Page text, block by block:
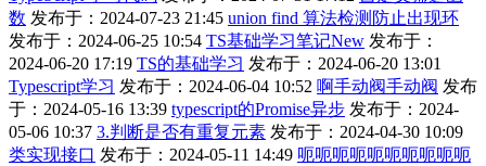
数 发布于：2024-07-23 21:45 union find 算法检测防止出现环
发布于：2024-06-25 10:54 TS基础学习笔记New 发布于：
2024-06-20 17:19 TS的基础学习 发布于：2024-06-20 13:01
Typescript学习 发布于：2024-06-04 10:52 啊手动阀手动阀 发布
于：2024-05-16 13:39 typescript的Promise异步 发布于：2024-
05-06 10:37 3.判断是否有重复元素 发布于：2024-04-30 10:09
类实现接口 发布于：2024-05-11 14:49 呃呃呃呃呃呃呃呃呃呃